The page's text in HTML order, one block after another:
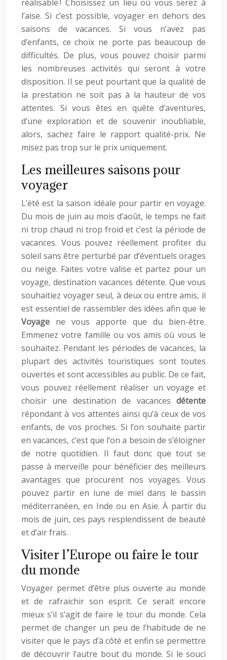
réalisable ! Choisissez un lieu où vous serez à
l’aise. Si c’est possible, voyager en dehors des
saisons de vacances. Si vous n’avez pas
d’enfants, ce choix ne porte pas beaucoup de
difficultés. De plus, vous pouvez choisir parmi
les nombreuses activités qui seront à votre
disposition. Il se peut pourtant que la qualité de
la prestation ne soit pas à la hauteur de vos
attentes. Si vous êtes en quête d’aventures,
d’une exploration et de souvenir inoubliable,
alors, sachez faire le rapport qualité-prix. Ne
misez pas trop sur le prix uniquement.
Les meilleures saisons pour
voyager
L’été est la saison idéale pour partir en voyage.
Du mois de juin au mois d’août, le temps ne fait
ni trop chaud ni trop froid et c’est la période de
vacances. Vous pouvez réellement profiter du
soleil sans être perturbé par d’éventuels orages
ou neige. Faites votre valise et partez pour un
voyage, destination vacances détente. Que vous
souhaitiez voyager seul, à deux ou entre amis, il
est essentiel de rassembler des idées afin que le
Voyage ne vous apporte que du bien-être.
Emmenez votre famille ou vos amis où vous le
souhaitez. Pendant les périodes de vacances, la
plupart des activités touristiques sont toutes
ouvertes et sont accessibles au public. De ce fait,
vous pouvez réellement réaliser un voyage et
choisir une destination de vacances détente
répondant à vos attentes ainsi qu’à ceux de vos
enfants, de vos proches. Si l’on souhaite partir
en vacances, c’est que l’on a besoin de s’éloigner
de notre quotidien. Il faut donc que tout se
passe à merveille pour bénéficier des meilleurs
avantages que procurent nos voyages. Vous
pouvez partir en lune de miel dans le bassin
méditerranéen, en Inde ou en Asie. À partir du
mois de juin, ces pays resplendissent de beauté
et d’air frais.
Visiter l’Europe ou faire le tour
du monde
Voyager permet d’être plus ouverte au monde
et de rafraichir son esprit. Ce serait encore
mieux s’il s’agit de faire le tour du monde. Cela
permet de changer un peu de l’habitude de ne
visiter que le pays d’à côté et enfin se permettre
de découvrir l’autre bout du monde. Si le souci